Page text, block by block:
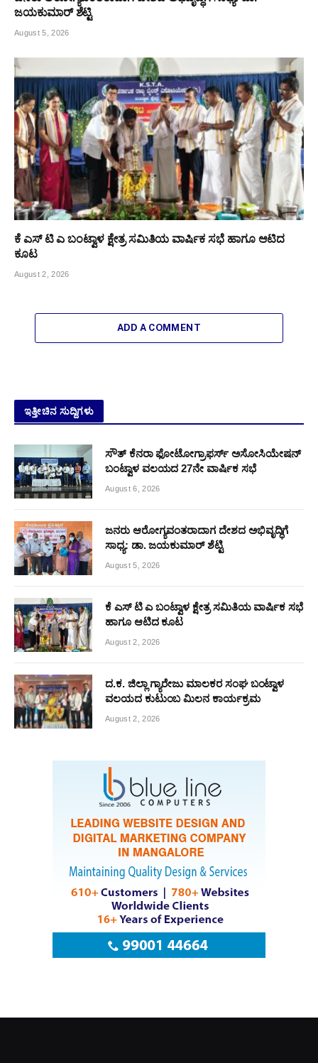
ಜಯಕುಮಾರ್ ಶೆಟ್ಟಿ
August 5, 2026
ಕೆ ಎಸ್ ಟಿ ಎ ಬಂಟ್ವಾಳ ಕ್ಷೇತ್ರ ಸಮಿತಿಯ ವಾರ್ಷಿಕ ಸಭೆ ಹಾಗೂ ಆಟಿದ
ಕೂಟ
August 2, 2026
ADD A COMMENT
ಇತ್ತೀಚಿನ ಸುದ್ದಿಗಳು
ಸೌತ್ ಕೆನರಾ ಫೋಟೋಗ್ರಾಫರ್ಸ್ ಅಸೋಸಿಯೇಷನ್
ಬಂಟ್ವಾಳ ವಲಯದ 27ನೇ ವಾರ್ಷಿಕ ಸಭೆ
August 6, 2026
ಜನರು ಆರೋಗ್ಯವಂತರಾದಾಗ ದೇಶದ ಅಭಿವೃದ್ಧಿಗೆ
ಸಾಧ್ಯ: ಡಾ. ಜಯಕುಮಾರ್ ಶೆಟ್ಟಿ
August 5, 2026
ಕೆ ಎಸ್ ಟಿ ಎ ಬಂಟ್ವಾಳ ಕ್ಷೇತ್ರ ಸಮಿತಿಯ ವಾರ್ಷಿಕ ಸಭೆ
ಹಾಗೂ ಆಟಿದ ಕೂಟ
August 2, 2026
ದ.ಕ. ಜಿಲ್ಲಾ ಗ್ಯಾರೇಜು ಮಾಲಕರ ಸಂಘ ಬಂಟ್ವಾಳ
ವಲಯದ ಕುಟುಂಬ ಮಿಲನ ಕಾರ್ಯಕ್ರಮ
August 2, 2026